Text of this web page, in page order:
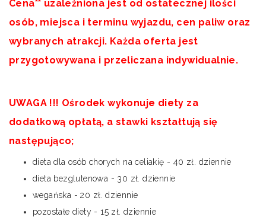
Cena** uzależniona jest od ostatecznej ilości
osób, miejsca i terminu wyjazdu, cen paliw oraz
wybranych atrakcji. Każda oferta jest
przygotowywana i przeliczana indywidualnie.
UWAGA !!! Ośrodek wykonuje diety za
dodatkową opłatą, a stawki kształtują się
następująco;
dieta dla osób chorych na celiakię - 40 zł. dziennie
dieta bezglutenowa - 30 zł. dziennie
wegańska - 20 zł. dziennie
pozostałe diety - 15 zł. dziennie